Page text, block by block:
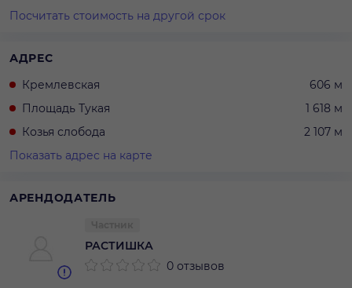
Посчитать стоимость на другой срок
АДРЕС
Кремлевская
606 м
Площадь Тукая
1 618 м
Козья слобода
2 107 м
Показать адрес на карте
АРЕНДОДАТЕЛЬ
РАСТИШКА
0 отзывов